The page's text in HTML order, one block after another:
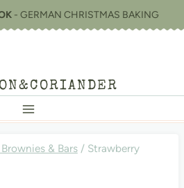
- GERMAN CHRISTMAS BAKING
& Bars / Strawberry